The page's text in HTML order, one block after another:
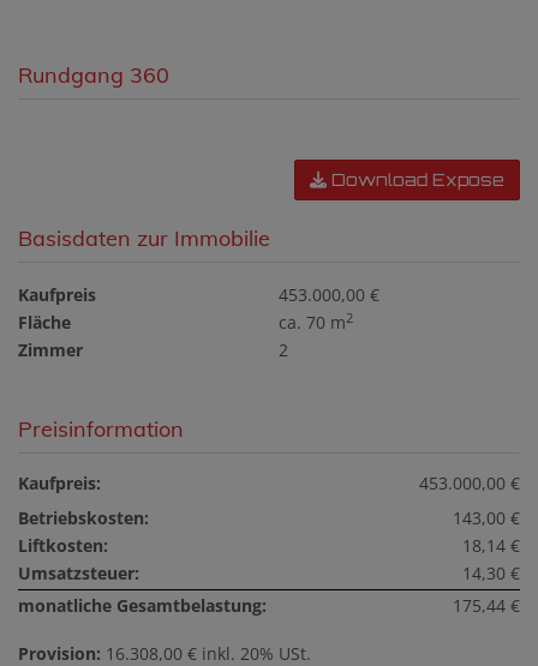
Rundgang 360
Download Expose
Basisdaten zur Immobilie
Kaufpreis
453.000,00 €
Fläche
ca. 70 m2
Zimmer 2
Preisinformation
Kaufpreis:
453.000,00 €
Betriebskosten:
143,00 €
Liftkosten:
18,14 €
Umsatzsteuer:
14,30 €
monatliche Gesamtbelastung:
175,44 €
Provision: 16.308,00 € inkl. 20% USt.